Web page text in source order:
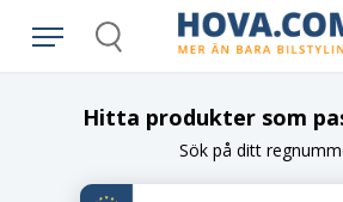
Search
Hitta produkter som
Sök på ditt